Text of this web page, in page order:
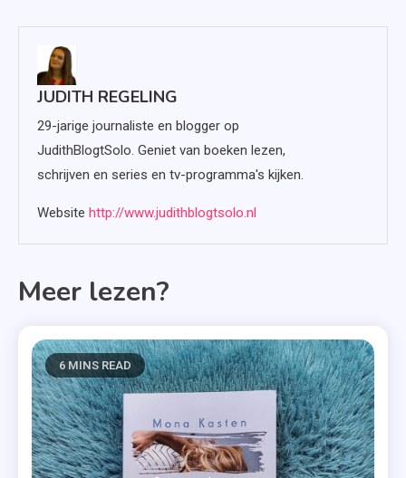
JUDITH REGELING
29-jarige journaliste en blogger op
JudithBlogtSolo. Geniet van boeken lezen,
schrijven en series en tv-programma's kijken.
Website http://www.judithblogtsolo.nl
Meer lezen?
6 MINS READ